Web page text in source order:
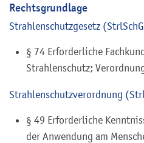
Rechtsgrundlage
Strahlenschutzgesetz
§ 74 Erforderliche
Strahlenschutz;
Strahlenschutzverordnung
§ 49 Erforderliche
der Anwendung am